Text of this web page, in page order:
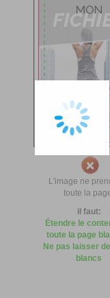
L'image ne
toute la
il faut:
Étendre le
toute la page
Ne pas laisser
blancs